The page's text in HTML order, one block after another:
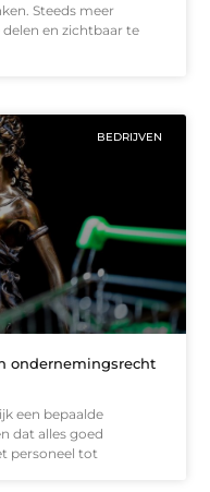
Steeds meer
en zichtbaar te
BEDRIJVEN
ondernemingsrecht
een bepaalde
dat alles goed
personeel tot